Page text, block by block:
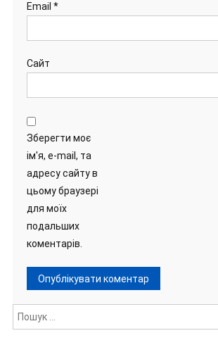
Email *
Сайт
Зберегти моє
ім'я, e-mail, та
адресу сайту в
цьому браузері
для моїх
подальших
коментарів.